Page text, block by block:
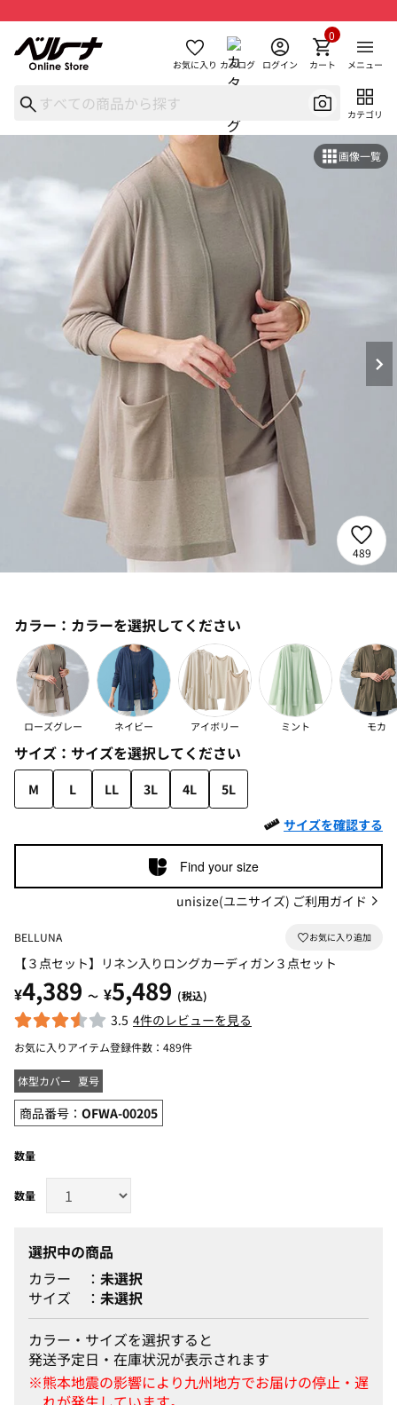
お気に入り カタログ ログイン カート
0
メニュー
カテゴリ
画像一覧
489
カラー： カラーを選択してください
ローズグレー ネイビー アイボリー ミント モカ
サイズ： サイズを選択してください
M L LL 3L 4L
5L
サイズを確認する
Find your size
unisize(ユニサイズ) ご利用ガイド
BELLUNA
【３点セット】リネン入りロングカーディガン３点セット
¥4,389 ～ ¥5,489 (税込)
3.5 4件のレビューを見る
お気に入りアイテム登録件数： 489件
体型カバー 夏号
商品番号： OFWA-00205
数量
選択中の商品
カラー
未選択
サイズ
未選択
カラー・サイズを選択すると
発送予定日・在庫状況が表示されます